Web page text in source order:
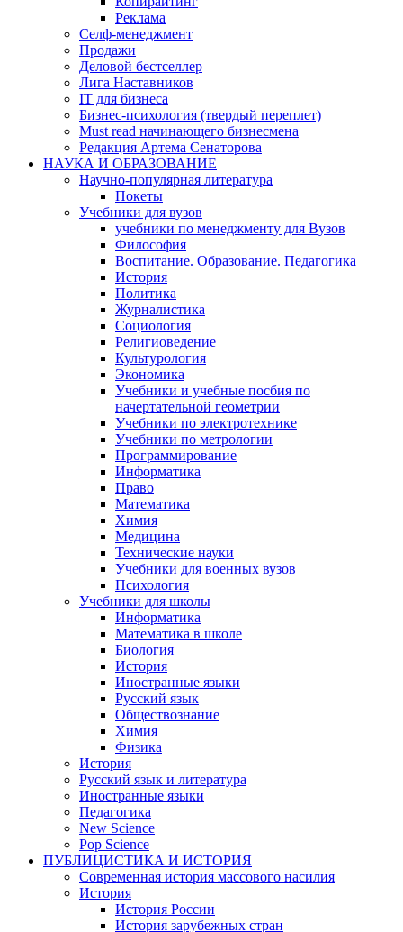
Реклама
Селф-менеджмент
Продажи
Деловой бестселлер
Лига Наставников
IT для бизнеса
Бизнес-психология (твердый переплет)
Must read начинающего бизнесмена
Редакция Артема Сенаторова
НАУКА И ОБРАЗОВАНИЕ
Научно-популярная литература
Покеты
Учебники для вузов
учебники по менеджменту для Вузов
Философия
Воспитание. Образование. Педагогика
История
Политика
Журналистика
Социология
Религиоведение
Культурология
Экономика
Учебники и учебные посбия по
начертательной геометрии
Учебники по электротехнике
Учебники по метрологии
Программирование
Информатика
Право
Математика
Химия
Медицина
Технические науки
Учебники для военных вузов
Психология
Учебники для школы
Информатика
Математика в школе
Биология
История
Иностранные языки
Русский язык
Обществознание
Химия
Физика
История
Русский язык и литература
Иностранные языки
Педагогика
New Science
Pop Science
ПУБЛИЦИСТИКА И ИСТОРИЯ
Современная история массового насилия
История
История России
История зарубежных стран